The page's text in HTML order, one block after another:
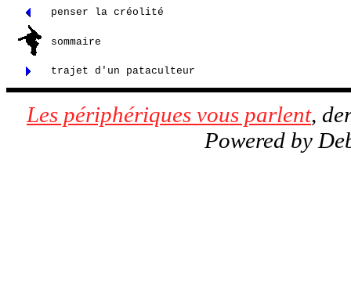
penser la créolité
sommaire
trajet d'un pataculteur
Les périphériques vous parlent,
Powered by